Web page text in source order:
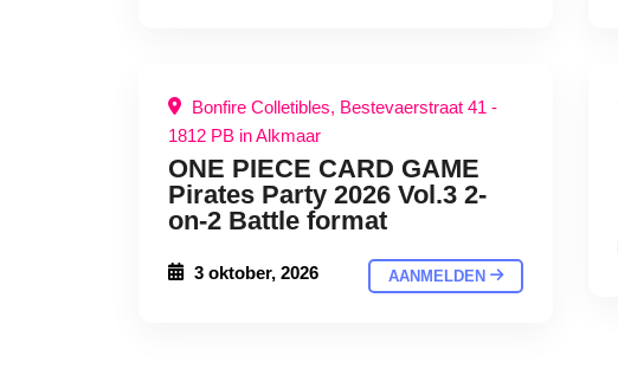
Bonfire Colletibles, Bestevaerstraat 41 -
1812 PB in Alkmaar
ONE PIECE CARD GAME
Pirates Party 2026 Vol.3 2-
on-2 Battle format
3 oktober, 2026 AANMELDEN